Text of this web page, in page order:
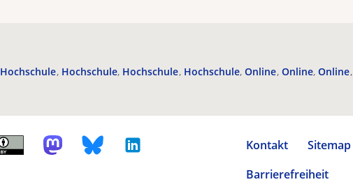
Hochschule Hochschule Hochschule Hochschule Online Online Online
Kontakt Sitemap
Barrierefreiheit